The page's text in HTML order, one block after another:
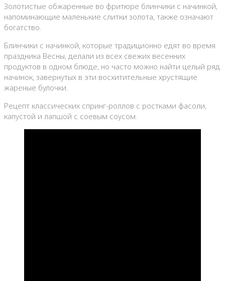
Золотистые обжаренные во фритюре блинчики с начинкой,
напоминающие маленькие слитки золота, также означают
богатство.
Блинчики с начинкой, которые традиционно едят во время
праздника Весны, делали из всех свежих весенних
продуктов в одном блюде, но часто можно найти целый ряд
начинок, завернутых в эти восхитительные хрустящие
жареные булочки.
Рецепт классических спринг-роллов с ростками фасоли,
капустой и лапшой с соевым соусом.